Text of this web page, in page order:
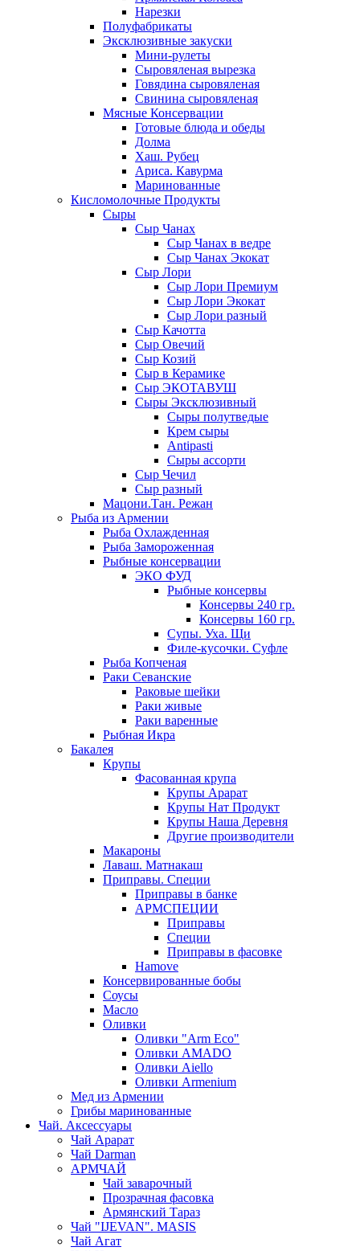
Нарезки
Полуфабрикаты
Эксклюзивные закуски
Мини-рулеты
Сыровяленая вырезка
Говядина сыровяленая
Свинина сыровяленая
Мясные Консервации
Готовые блюда и обеды
Долма
Хаш. Рубец
Ариса. Кавурма
Маринованные
Кисломолочные Продукты
Сыры
Сыр Чанах
Сыр Чанах в ведре
Сыр Чанах Экокат
Сыр Лори
Сыр Лори Премиум
Сыр Лори Экокат
Сыр Лори разный
Сыр Качотта
Сыр Овечий
Сыр Козий
Сыр в Керамике
Сыр ЭКОТАВУШ
Сыры Эксклюзивный
Сыры полутведые
Крем сыры
Antipasti
Сыры ассорти
Сыр Чечил
Сыр разный
Мацони.Тан. Режан
Рыба из Армении
Рыба Охлажденная
Рыба Замороженная
Рыбные консервации
ЭКО ФУД
Рыбные консервы
Консервы 240 гр.
Консервы 160 гр.
Супы. Уха. Щи
Филе-кусочки. Суфле
Рыба Копченая
Раки Севанские
Раковые шейки
Раки живые
Раки варенные
Рыбная Икра
Бакалея
Крупы
Фасованная крупа
Крупы Арарат
Крупы Нат Продукт
Крупы Наша Деревня
Другие производители
Макароны
Лаваш. Матнакаш
Приправы. Специи
Приправы в банке
АРМСПЕЦИИ
Приправы
Специи
Приправы в фасовке
Hamove
Консервированные бобы
Соусы
Масло
Оливки
Оливки "Arm Eco"
Оливки AMADO
Оливки Aiello
Оливки Armenium
Мед из Армении
Грибы маринованные
Чай. Аксессуары
Чай Арарат
Чай Darman
АРМЧАЙ
Чай заварочный
Прозрачная фасовка
Армянский Тараз
Чай "IJEVAN". MASIS
Чай Агат